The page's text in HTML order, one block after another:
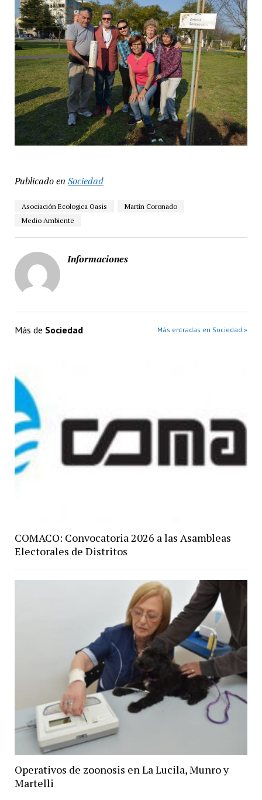
Publicado en Sociedad
Asociación Ecologica Oasis
Martín Coronado
Medio Ambiente
Informaciones
Más de Sociedad Más entradas en Sociedad »
COMACO: Convocatoria 2026 a las Asambleas
Electorales de Distritos
Operativos de zoonosis en La Lucila, Munro y
Martelli